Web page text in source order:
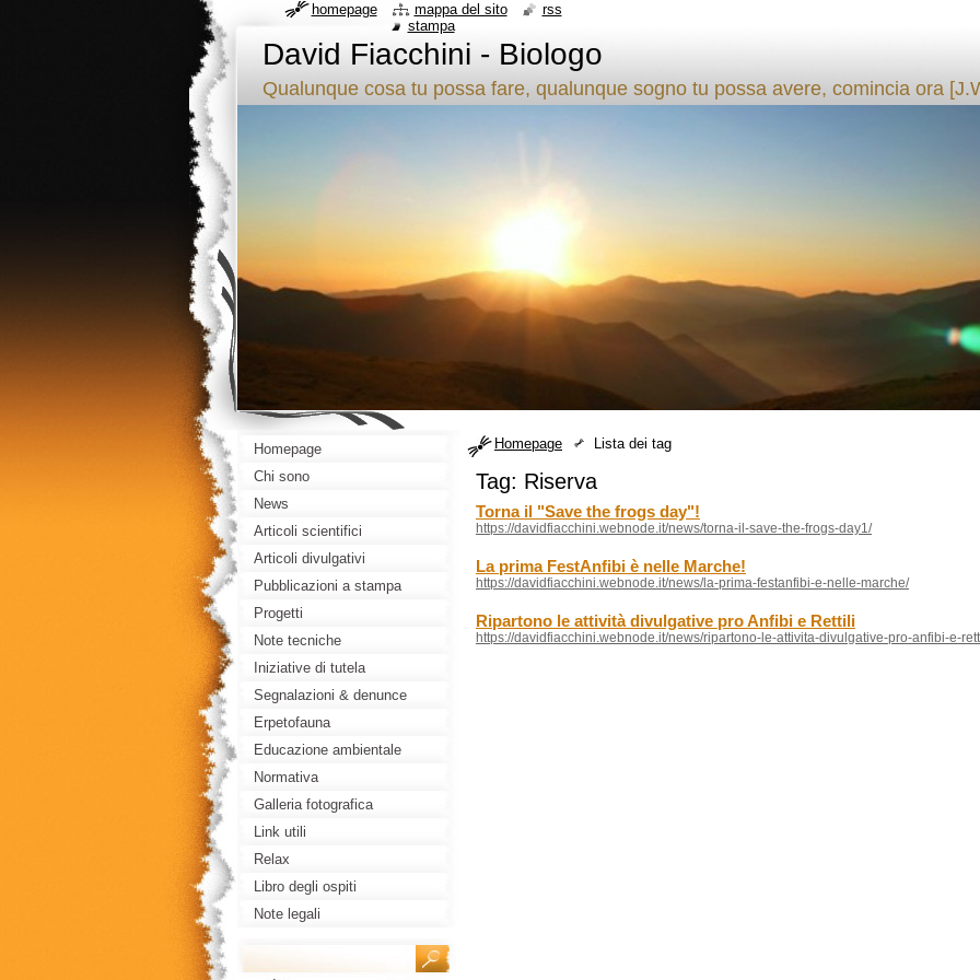
David Fiacchini - Biologo
Qualunque cosa tu possa fare, qualunque sogno tu possa avere, comincia ora
Homepage Lista dei tag
Tag: Riserva
Torna il "Save the frogs day"!
https://davidfiacchini.webnode.it/news/torna-il-save-the-frogs-day1/
La prima FestAnfibi è nelle Marche!
https://davidfiacchini.webnode.it/news/la-prima-festanfibi-e-nelle-marche/
Ripartono le attività divulgative pro Anfibi e Rettili
https://davidfiacchini.webnode.it/news/ripartono-le-attivita-divulgative-pro-anfibi-e-
Homepage
Chi sono
News
Articoli scientifici
Articoli divulgativi
Pubblicazioni a stampa
editoriale
Progetti
Note tecniche
Iniziative di tutela
Segnalazioni & denunce
Erpetofauna
Educazione ambientale
Normativa
Galleria fotografica
Link utili
Relax
Libro degli ospiti
Note legali
homepage mappa del sito
rss
stampa